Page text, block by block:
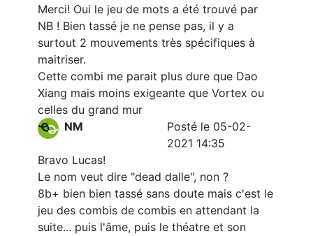
Merci! Oui le jeu de mots a été trouvé par
NB ! Bien tassé je ne pense pas, il y a
surtout 2 mouvements très spécifiques à
maitriser.
Cette combi me parait plus dure que Dao
Xiang mais moins exigeante que Vortex ou
celles du grand mur
NM
Posté le 05-02-
2021 14:35
Bravo Lucas!
Le nom veut dire "dead dalle", non ?
8b+ bien bien tassé sans doute mais c'est le
jeu des combis de combis en attendant la
suite... puis l'âme, puis le théatre et son